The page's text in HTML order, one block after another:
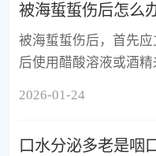
被海蜇蜇伤后怎么
被海蜇蜇伤后，首先
后使用醋酸溶液或酒
2026-01-24
口水分泌多老是咽